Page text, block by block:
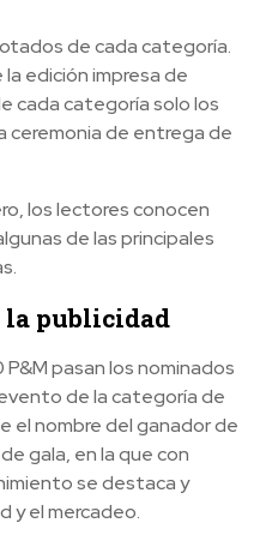
de cada categoría.
edición impresa de
cada categoría solo los
ceremonia de entrega de
los lectores conocen
de las principales
la publicidad
P&M pasan los nominados
de la categoría de
el nombre del ganador de
gala, en la que con
se destaca y
y el mercadeo.